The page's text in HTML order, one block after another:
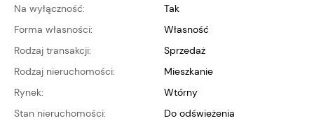
Na wyłączność:
Tak
Forma własności:
własność
Rodzaj transakcji:
Sprzedaż
Rodzaj nieruchomości:
Mieszkanie
Rynek:
wtórny
Stan nieruchomości:
do odświeżenia